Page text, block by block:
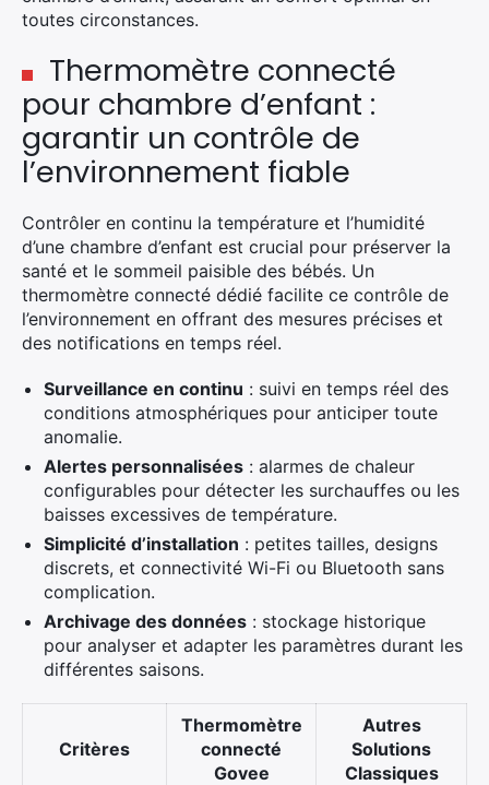
toutes circonstances.
Thermomètre connecté
pour chambre d’enfant :
garantir un contrôle de
l’environnement fiable
Contrôler en continu la température et l’humidité
d’une chambre d’enfant est crucial pour préserver la
santé et le sommeil paisible des bébés. Un
thermomètre connecté dédié facilite ce contrôle de
l’environnement en offrant des mesures précises et
des notifications en temps réel.
Surveillance en continu : suivi en temps réel des
conditions atmosphériques pour anticiper toute
anomalie.
Alertes personnalisées : alarmes de chaleur
configurables pour détecter les surchauffes ou les
baisses excessives de température.
Simplicité d’installation : petites tailles, designs
discrets, et connectivité Wi-Fi ou Bluetooth sans
complication.
Archivage des données : stockage historique
pour analyser et adapter les paramètres durant les
différentes saisons.
Critères
Thermomètre
connecté
Govee
Autres
Solutions
Classiques